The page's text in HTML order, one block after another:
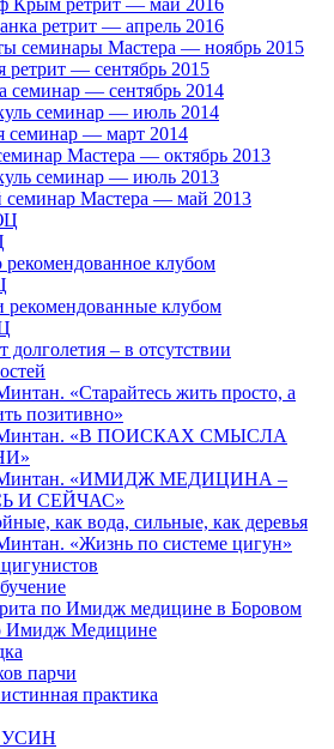
Крым ретрит — май 2016
ретрит — апрель 2016
семинары Мастера — ноябрь 2015
ретрит — сентябрь 2015
семинар — сентябрь 2014
семинар — июль 2014
семинар — март 2014
Мастера — октябрь 2013
семинар — июль 2013
семинар Мастера — май 2013
рекомендованное клубом
рекомендованные клубом
долголетия – в отсутствии
«Старайтесь жить просто, а
позитивно»
«В ПОИСКАХ СМЫСЛА
«ИМИДЖ МЕДИЦИНА –
И СЕЙЧАС»
как вода, сильные, как деревья
«Жизнь по системе цигун»
по Имидж медицине в Боровом
Имидж Медицине
парчи
практика
УСИН